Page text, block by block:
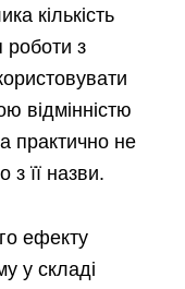
кількість
роботи з
відмінністю
практично не
з її назви.
ефекту
у складі